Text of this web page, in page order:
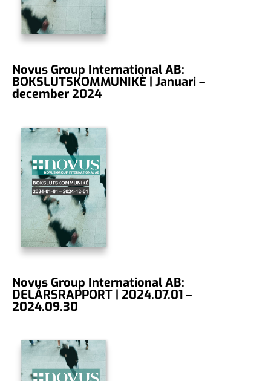
Novus Group International AB:
BOKSLUTSKOMMUNIKÈ | Januari –
december 2024
Novus Group International AB:
DELÅRSRAPPORT | 2024.07.01 –
2024.09.30